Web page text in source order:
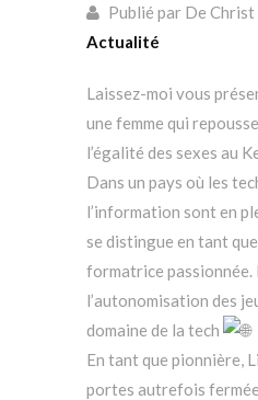
Publié par De Christ
Actualité
Laissez-moi vous
une femme qui
l’égalité des sexes au
Dans un pays où les
l’information sont en
se distingue en tant
formatrice passionnée.
l’autonomisation des
domaine de la tech
En tant que pionnière,
portes autrefois